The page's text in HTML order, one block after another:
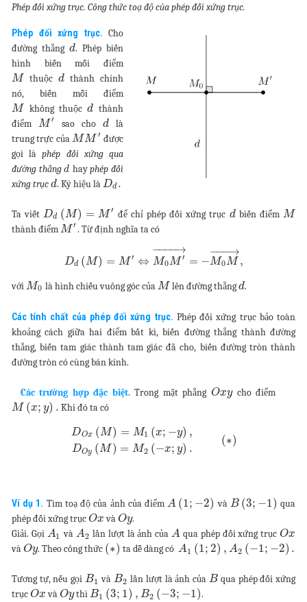
Phép đối xứng trục. Công thức toạ độ của phép đối xứng trục.
Phép đối xứng trục. Cho
đường thẳng d. Phép biến
hình biến mỗi điểm
M thuộcd thành chính
nó, biến mỗi điểm
M không thuộcd thành
điểm M ′ sao chod là
trung trực củaMM ′ được
gọi làphép đối xứng qua
đường thẳngd hayphép đối
xứng trụcd. Ký hiệu làDd .
Ta viếtDd (M) = M ′ để chỉ phép đối xứng trục dbiến điểm M
thành điểmM ′ . Từ định nghĩa ta có
Dd (M) = M ′ ⇔ M0M ′
− →
−−−
= −M0M
− →
−−
,
vớiM0 là hình chiếu vuông góc củaM lên đường thẳngd.
Các tính chất của phép đối xứng trục. Phép đối xứng trục bảo toàn
khoảng cách giữa hai điểm bất kì, biến đường thẳng thành đường
thẳng, biến tam giác thành tam giác đã cho, biến đường tròn thành
đường tròn có cùng bán kính.
Các trường hợp đặc biệt.Trong mặt phẳng Oxycho điểm
M (x; y) . Khi đó ta có
DOx (M) = M1 (x; −y) ,
DOy (M ) = M2 (−x; y) .
(∗)
Ví dụ 1. Tìm toạ độ của ảnh của điểmA (1; −2) và B (3; −1) qua
phép đối xứng trụcOxvàOy.
Giải. Gọi A1 và A2 lần lượt là ảnh củaA qua phép đối xứng trụcOx
vàOy. Theo công thức (∗) ta dễ dàng cóA1 (1; 2) , A2 (−1; −2) .
Tương tự, nếu gọi B1 và B2 lần lượt là ảnh của B qua phép đối xứng
trụcOxvàOythìB1 (3; 1) , B2 (−3; −1).